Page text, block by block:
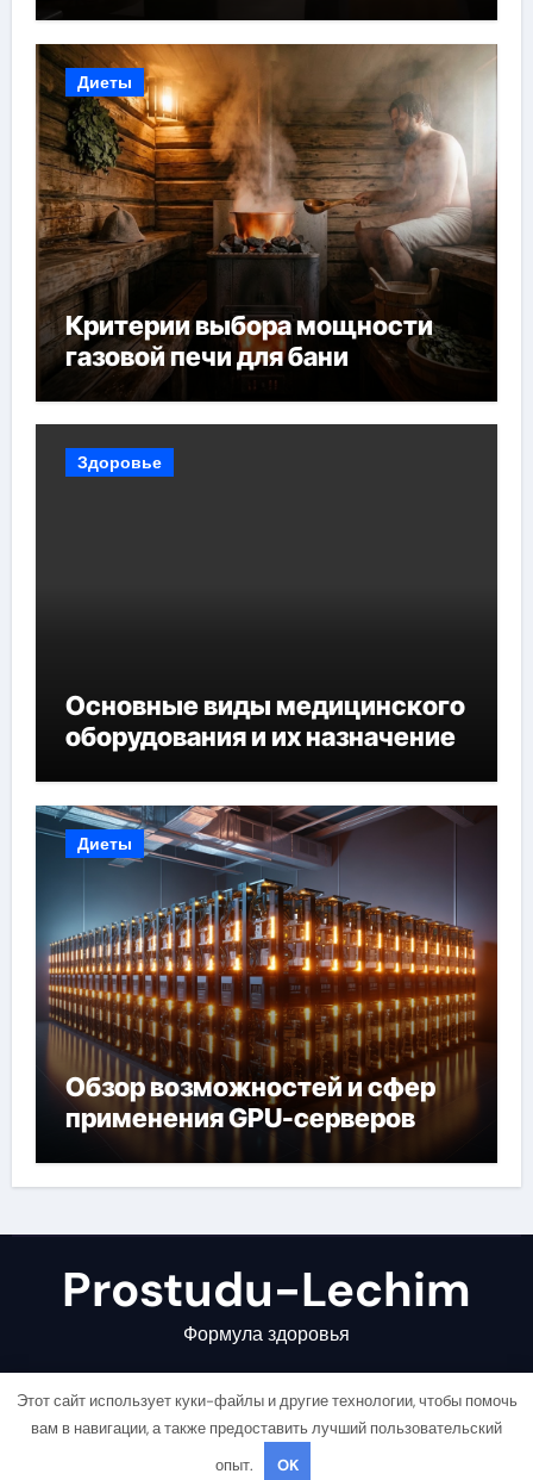
Диеты
Критерии выбора мощности
газовой печи для бани
Здоровье
Основные виды медицинского
оборудования и их назначение
Диеты
Обзор возможностей и сфер
применения GPU-серверов
Prostudu-Lechim
Формула здоровья
Copyright © All rights reserved |
Этот сайт использует куки-файлы и другие технологии, чтобы помочь
вам в навигации, а также предоставить лучший пользовательский
опыт.
OK